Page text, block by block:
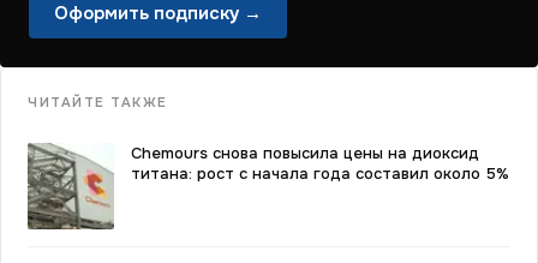
Оформить подписку →
ЧИТАЙТЕ ТАКЖЕ
Chemours снова повысила цены на диоксид
титана: рост с начала года составил около 5%